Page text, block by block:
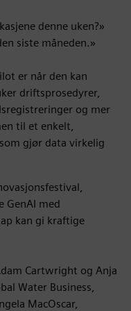
denne uken?»
siste måneden.»
er når den kan
driftsprosedyrer,
og mer
til et enkelt,
gjør data virkelig
GenAI med
kan gi kraftige
Cartwright og Anja
Water Business,
MacOscar,